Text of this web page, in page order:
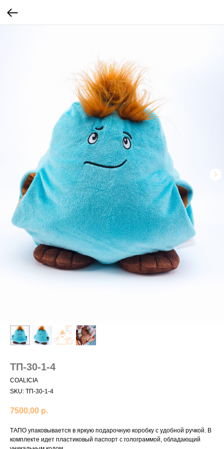
ТП-30-1-4
COALICIA
SKU: ТП-30-1-4
7500,00 р.
ТАПО упаковывается в яркую подарочную коробку с удобной ручкой. В
комплекте идет пластиковый паспорт с голограммой, обладающий